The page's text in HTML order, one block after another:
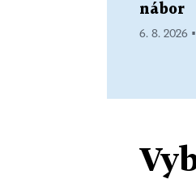
nábor
6. 8. 2026